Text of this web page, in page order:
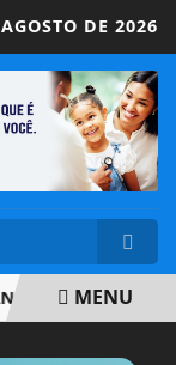
DE 2026
COMBATE AO
MENU